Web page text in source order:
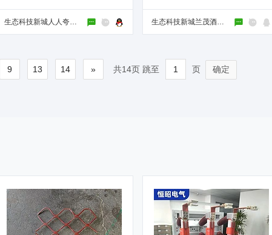
生态科技新城人人夸旅游用品厂 生态科技新城兰茂酒店用品经营部（个体工商户）
9 13 14 » 共14页 跳至 页